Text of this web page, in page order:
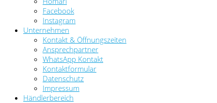
Facebook
Instagram
Unternehmen
Kontakt & Öffnungszeiten
Ansprechpartner
WhatsApp Kontakt
Kontaktformular
Datenschutz
Impressum
Händlerbereich